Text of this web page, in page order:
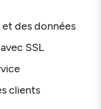
des données
SSL
clients